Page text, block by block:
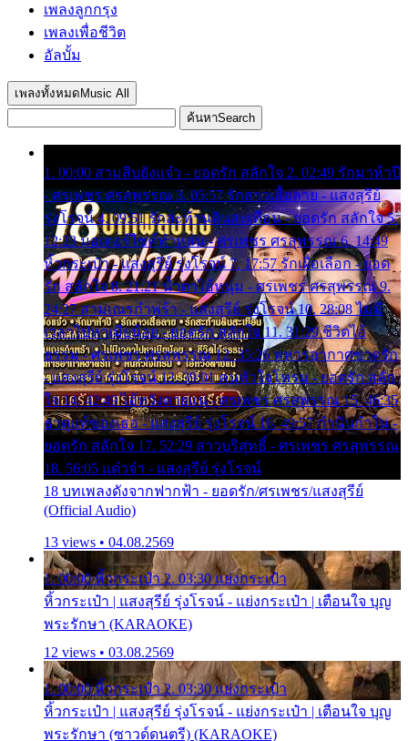
เพลงลูกกรุง
เพลงเพื่อชีวิต
อัลบั้ม
เพลงทั้งหมด Music All
ค้นหาSearch
1. 00:00 สามสิบยังแจ๋ว - ยอดรัก สลักใจ 2. 02:49 รักมาห้าปี
- ศรเพชร ศรสุพรรณ 3. 05:57 รักสาวเสื้อลาย - แสงสุรีย์
รุ่งโรจน์ 4. 09:51 รักสะท้านดินสะเทือน - ยอดรัก สลักใจ 5.
12:23 มอเตอร์ไซค์ทำหล่น - ศรเพชร ศรสุพรรณ 6. 14:49
หิ้วกระเป๋า - แสงสุรีย์ รุ่งโรจน์ 7. 17:57 รักเผื่อเลือก - ยอด
รัก สลักใจ 8. 21:21 น้ำตาไอ้หนุ่ม - ศรเพชร ศรสุพรรณ 9.
24:27 สามเณรกำพร้า - แสงสุรีย์ รุ่งโรจน์ 10. 28:08 ไม่มี
เวลาไปหาเมียน้อย - ยอดรัก สลักใจ 11. 31:29 ชีวิตไอ้
ธรรม - ศรเพชร ศรสุพรรณ 12. 35:26 ทหารอากาศขาดรัก
- แสงสุรีย์ รุ่งโรจน์ 13. 39:01 คนหัวใจโทรม - ยอดรัก สลัก
ใจ 14. 42:49 ไอ้หวังตายแน่ - ศรเพชร ศรสุพรรณ 15. 46:35
ธาตุแท้ของเธอ - แสงสุรีย์ รุ่งโรจน์ 16. 49:57 กำนันกำใน -
ยอดรัก สลักใจ 17. 52:29 สาวบริสุทธิ์ - ศรเพชร ศรสุพรรณ
18. 56:05 แต๋วจ๋า - แสงสุรีย์ รุ่งโรจน์
18 บทเพลงดังจากฟากฟ้า - ยอดรัก/ศรเพชร/แสงสุรีย์
(Official Audio)
13 views • 04.08.2569
1. 00:00 หิ้วกระเป๋า 2. 03:30 แย่งกระเป๋า
หิ้วกระเป๋า | แสงสุรีย์ รุ่งโรจน์ - แย่งกระเป๋า | เตือนใจ บุญ
พระรักษา (KARAOKE)
12 views • 03.08.2569
1. 00:00 หิ้วกระเป๋า 2. 03:30 แย่งกระเป๋า
หิ้วกระเป๋า | แสงสุรีย์ รุ่งโรจน์ - แย่งกระเป๋า | เตือนใจ บุญ
พระรักษา (ซาวด์ดนตรี) (KARAOKE)